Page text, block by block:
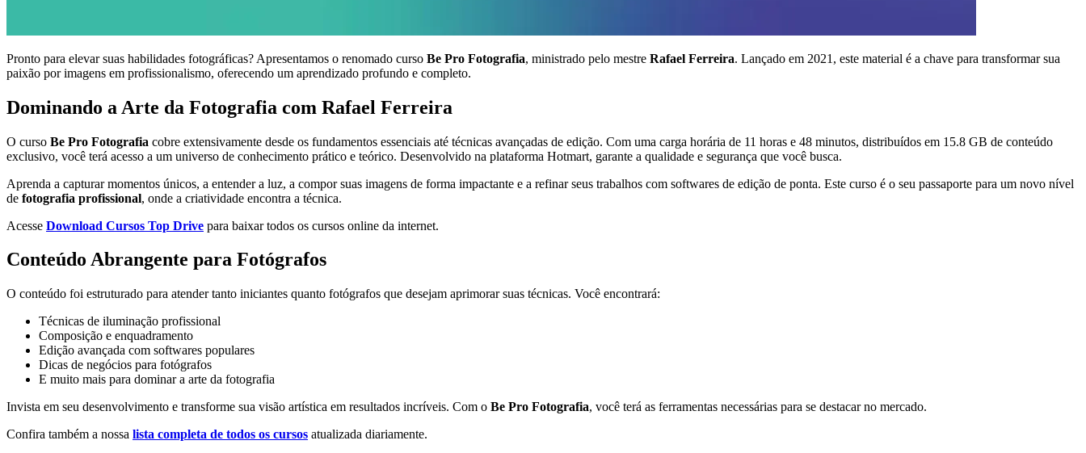
Pronto para elevar suas habilidades fotográficas? Apresentamos o renomado curso Be Pro Fotografia, ministrado pelo mestre Rafael Ferreira. Lançado em 2021, este material é a chave para transformar sua
paixão por imagens em profissionalismo, oferecendo um aprendizado profundo e completo.
Dominando a Arte da Fotografia com Rafael Ferreira
O curso Be Pro Fotografia cobre extensivamente desde os fundamentos essenciais até técnicas avançadas de edição. Com uma carga horária de 11 horas e 48 minutos, distribuídos em 15.8 GB de conteúdo
exclusivo, você terá acesso a um universo de conhecimento prático e teórico. Desenvolvido na plataforma Hotmart, garante a qualidade e segurança que você busca.
Aprenda a capturar momentos únicos, a entender a luz, a compor suas imagens de forma impactante e a refinar seus trabalhos com softwares de edição de ponta. Este curso é o seu passaporte para um novo nível
de fotografia profissional, onde a criatividade encontra a técnica.
Acesse Download Cursos Top Drive para baixar todos os cursos online da internet.
Conteúdo Abrangente para Fotógrafos
O conteúdo foi estruturado para atender tanto iniciantes quanto fotógrafos que desejam aprimorar suas técnicas. Você encontrará:
Técnicas de iluminação profissional
Composição e enquadramento
Edição avançada com softwares populares
Dicas de negócios para fotógrafos
E muito mais para dominar a arte da fotografia
Invista em seu desenvolvimento e transforme sua visão artística em resultados incríveis. Com o Be Pro Fotografia, você terá as ferramentas necessárias para se destacar no mercado.
Confira também a nossa lista completa de todos os cursos atualizada diariamente.